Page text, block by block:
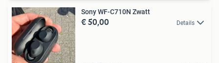
Sony WF-C710N Zwatt
€ 50,00 Details